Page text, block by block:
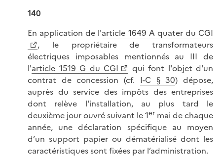
140
En application de l'article 1649 A quater du CGI
, le propriétaire de transformateurs
électriques imposables mentionnés au III de
l'article 1519 G du CGI
qui font l'objet d'un
contrat de concession (cf. I-C § 30) dépose,
auprès du service des impôts des entreprises
dont relève l'installation, au plus tard le
deuxième jour ouvré suivant le 1er mai de chaque
année, une déclaration spécifique au moyen
d’un support papier ou dématérialisé dont les
caractéristiques sont fixées par l’administration.